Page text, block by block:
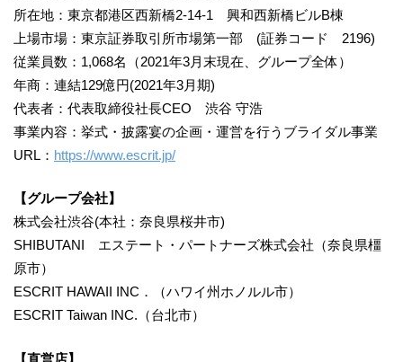
所在地：東京都港区西新橋2-14-1 興和西新橋ビルB棟
上場市場：東京証券取引所市場第一部 (証券コード 2196)
従業員数：1,068名（2021年3月末現在、グループ全体）
年商：連結129億円(2021年3月期)
代表者：代表取締役社長CEO 渋谷 守浩
事業内容：挙式・披露宴の企画・運営を行うブライダル事業
URL： https://www.escrit.jp/
【グループ会社】
株式会社渋谷(本社：奈良県桜井市)
SHIBUTANI エステート・パートナーズ株式会社（奈良県橿
原市）
ESCRIT HAWAII INC．（ハワイ州ホノルル市）
ESCRIT Taiwan INC.（台北市）
【直営店】